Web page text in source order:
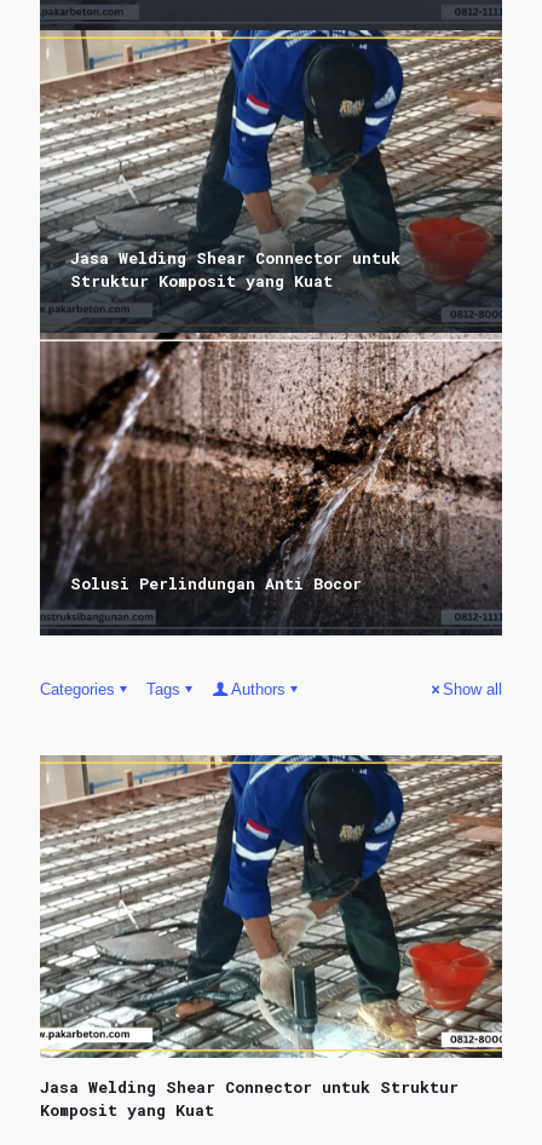
Jasa Welding Shear Connector untuk
Struktur Komposit yang Kuat
Solusi Perlindungan Anti Bocor
Categories Tags Authors Show all
Jasa Welding Shear Connector untuk Struktur
Komposit yang Kuat